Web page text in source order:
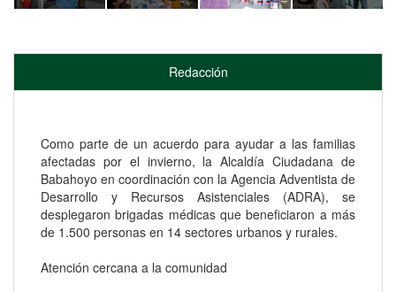
Redacción
Como parte de un acuerdo para ayudar a las familias
afectadas por el invierno, la Alcaldía Ciudadana de
Babahoyo en coordinación con la Agencia Adventista de
Desarrollo y Recursos Asistenciales (ADRA), se
desplegaronbrigadas médicas que beneficiaron a más
de 1.500 personas en 14 sectores urbanos y rurales.
Atención cercana a la comunidad